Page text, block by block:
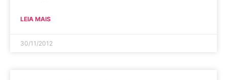
LEIA MAIS
30/11/2012